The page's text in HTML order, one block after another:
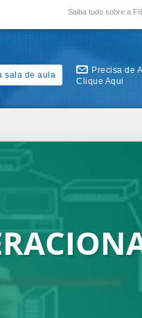
Saiba tudo sobre a
sala de aula
Precisa de
Clique Aqui